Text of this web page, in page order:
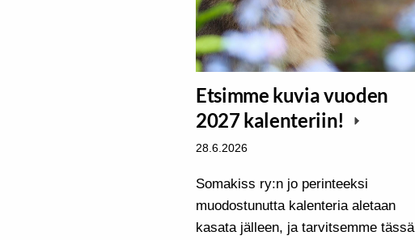
Etsimme kuvia vuoden
2027 kalenteriin!
28.6.2026
Somakiss ry:n jo perinteeksi
muodostunutta kalenteria aletaan
kasata jälleen, ja tarvitsemme tässä